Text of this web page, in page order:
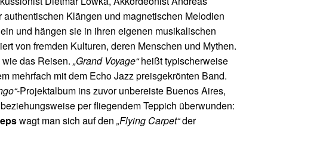
Klängen und magnetischen Melodien
und hängen sie in ihren eigenen musikalischen
von fremden Kulturen, deren Menschen und Mythen.
wie das Reisen.„Grand Voyage“heißt typischerweise
mehrfach mit dem Echo Jazz preisgekrönten Band.
-Projektalbum ins zuvor unbereiste Buenos Aires,
per fliegendem Teppich überwunden:
wagt man sich auf den„Flying Carpet“der